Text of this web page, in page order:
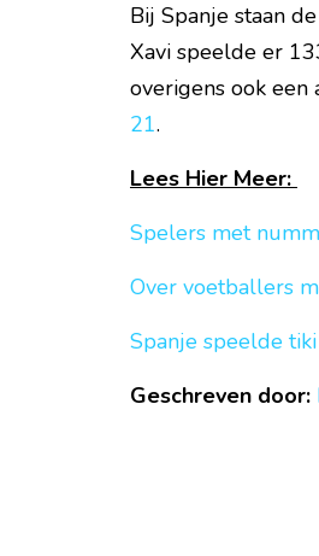
Bij Spanje staan
Xavi speelde er
overigens ook een
21.
Lees Hier Meer:
Spelers met
Over voetballers
Spanje speelde
Geschreven door: